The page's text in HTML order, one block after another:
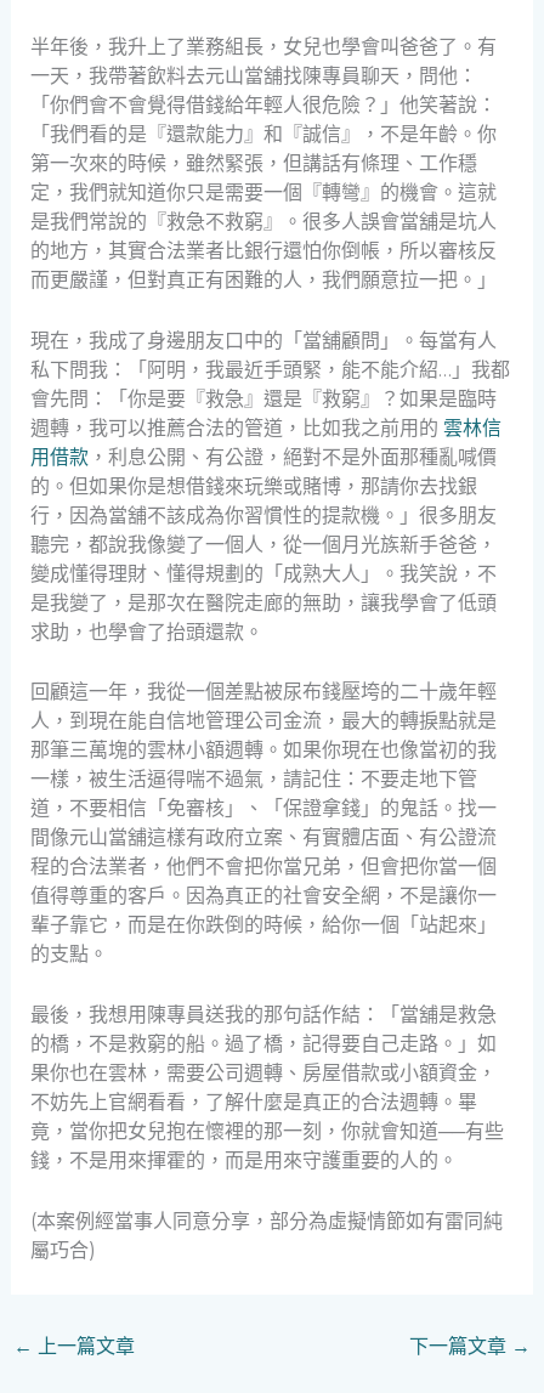
半年後，我升上了業務組長，女兒也學會叫爸爸了。有
一天，我帶著飲料去元山當舖找陳專員聊天，問他：
「你們會不會覺得借錢給年輕人很危險？」他笑著說：
「我們看的是『還款能力』和『誠信』，不是年齡。你
第一次來的時候，雖然緊張，但講話有條理、工作穩
定，我們就知道你只是需要一個『轉彎』的機會。這就
是我們常說的『救急不救窮』。很多人誤會當舖是坑人
的地方，其實合法業者比銀行還怕你倒帳，所以審核反
而更嚴謹，但對真正有困難的人，我們願意拉一把。」
現在，我成了身邊朋友口中的「當舖顧問」。每當有人
私下問我：「阿明，我最近手頭緊，能不能介紹…」我都
會先問：「你是要『救急』還是『救窮』？如果是臨時
週轉，我可以推薦合法的管道，比如我之前用的 雲林信
用借款，利息公開、有公證，絕對不是外面那種亂喊價
的。但如果你是想借錢來玩樂或賭博，那請你去找銀
行，因為當舖不該成為你習慣性的提款機。」很多朋友
聽完，都說我像變了一個人，從一個月光族新手爸爸，
變成懂得理財、懂得規劃的「成熟大人」。我笑說，不
是我變了，是那次在醫院走廊的無助，讓我學會了低頭
求助，也學會了抬頭還款。
回顧這一年，我從一個差點被尿布錢壓垮的二十歲年輕
人，到現在能自信地管理公司金流，最大的轉捩點就是
那筆三萬塊的雲林小額週轉。如果你現在也像當初的我
一樣，被生活逼得喘不過氣，請記住：不要走地下管
道，不要相信「免審核」、「保證拿錢」的鬼話。找一
間像元山當舖這樣有政府立案、有實體店面、有公證流
程的合法業者，他們不會把你當兄弟，但會把你當一個
值得尊重的客戶。因為真正的社會安全網，不是讓你一
輩子靠它，而是在你跌倒的時候，給你一個「站起來」
的支點。
最後，我想用陳專員送我的那句話作結：「當舖是救急
的橋，不是救窮的船。過了橋，記得要自己走路。」如
果你也在雲林，需要公司週轉、房屋借款或小額資金，
不妨先上官網看看，了解什麼是真正的合法週轉。畢
竟，當你把女兒抱在懷裡的那一刻，你就會知道──有些
錢，不是用來揮霍的，而是用來守護重要的人的。
(本案例經當事人同意分享，部分為虛擬情節如有雷同純
屬巧合)
← 上一篇文章 下一篇文章 →